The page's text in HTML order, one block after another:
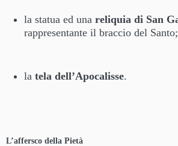
la statua ed una reliquia di San
rappresentante il braccio del Santo;
la tela dell’Apocalisse.
L’affersco della Pietà